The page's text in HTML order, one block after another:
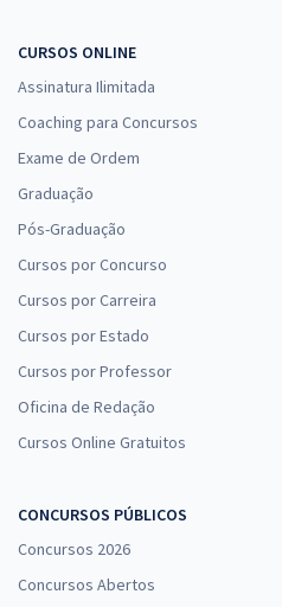
CURSOS ONLINE
Assinatura Ilimitada
Coaching para Concursos
Exame de Ordem
Graduação
Pós-Graduação
Cursos por Concurso
Cursos por Carreira
Cursos por Estado
Cursos por Professor
Oficina de Redação
Cursos Online Gratuitos
CONCURSOS PÚBLICOS
Concursos 2026
Concursos Abertos